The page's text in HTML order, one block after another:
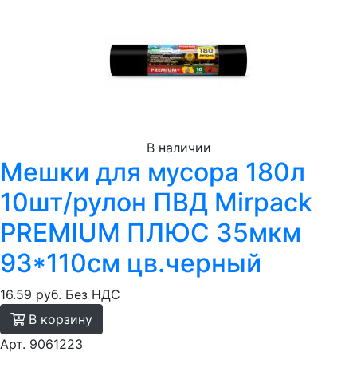
В наличии
Мешки для мусора 180л
10шт/рулон ПВД Mirpack
PREMIUM ПЛЮС 35мкм
93*110см цв.черный
16.59 руб. Без НДС
В корзину
Арт. 9061223